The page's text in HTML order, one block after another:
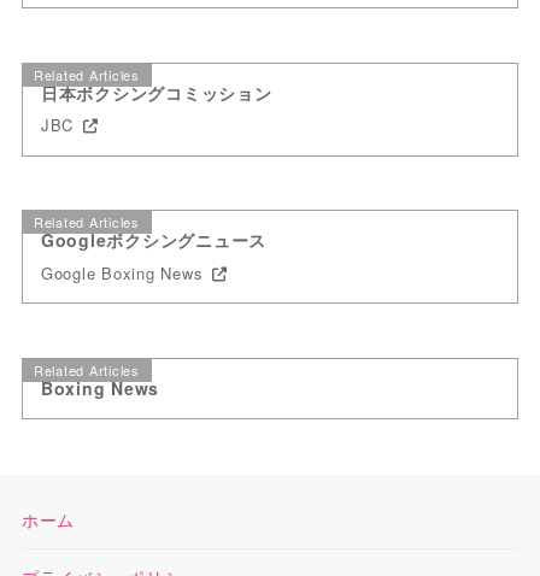
Related Articles
日本ボクシングコミッション
JBC
Related Articles
Googleボクシングニュース
Google Boxing News
Related Articles
Boxing News
ホーム